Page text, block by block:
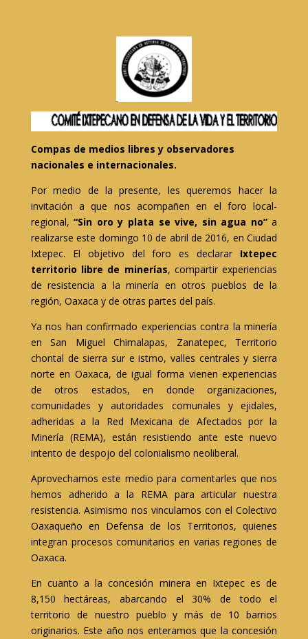
Compas de medios libres y observadores
nacionales e internacionales.
Por medio de la presente, les queremos hacer la
invitación a que nos acompañen en el foro local-
regional,“Sin oro y plata se vive, sin agua no”a
realizarse este domingo 10 de abril de 2016, en Ciudad
Ixtepec. El objetivo del foro es declarar Ixtepec
territorio libre de minerías, compartir experiencias
de resistencia a la minería en otros pueblos de la
región, Oaxaca y de otras partes del país.
Ya nos han confirmado experiencias contra la minería
en San Miguel Chimalapas, Zanatepec, Territorio
chontal de sierra sur e istmo, valles centrales y sierra
norte en Oaxaca, de igual forma vienen experiencias
de otros estados, en donde organizaciones,
comunidades y autoridades comunales y ejidales,
adheridas a la Red Mexicana de Afectados por la
Minería (REMA), están resistiendo ante este nuevo
intento de despojo del colonialismo neoliberal.
Aprovechamos este medio para comentarles que nos
hemos adherido a la REMA para articular nuestra
resistencia. Asimismo nos vinculamos con el Colectivo
Oaxaqueño en Defensa de los Territorios, quienes
integran procesos comunitarios en varias regiones de
Oaxaca.
En cuanto a la concesión minera en Ixtepec es de
8,150 hectáreas, abarcando el 30% de todo el
territorio de nuestro pueblo y más de 10 barrios
originarios. Este año nos enteramos que la concesión